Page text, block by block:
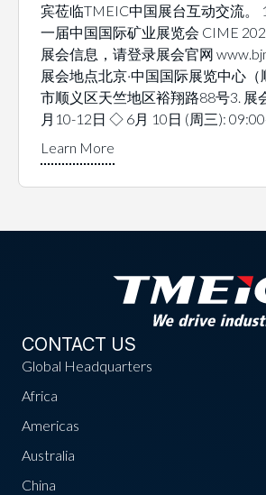
宾莅临TMEIC中国展台互动交流。
一届中国国际矿业展览会 CIME
展会信息，请登录展会官网
展会地点北京·中国国际展览中心
市顺义区天竺地区裕翔路88号3. 展
月10-12日 ◇ 6月 10日 (周三):
CONTACT US
Global Headquarters
Africa
Americas
Australia
China